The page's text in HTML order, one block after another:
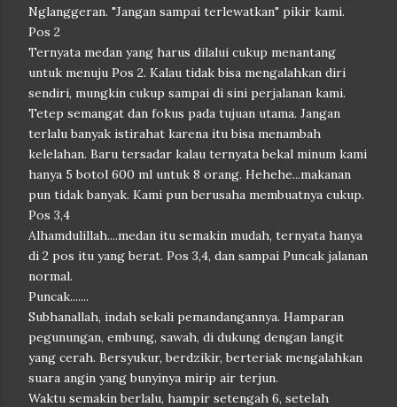
Nglanggeran. "Jangan sampai terlewatkan" pikir kami.
Pos 2
Ternyata medan yang harus dilalui cukup menantang
untuk menuju Pos 2. Kalau tidak bisa mengalahkan diri
sendiri, mungkin cukup sampai di sini perjalanan kami.
Tetep semangat dan fokus pada tujuan utama. Jangan
terlalu banyak istirahat karena itu bisa menambah
kelelahan. Baru tersadar kalau ternyata bekal minum kami
hanya 5 botol 600 ml untuk 8 orang. Hehehe...makanan
pun tidak banyak. Kami pun berusaha membuatnya cukup.
Pos 3,4
Alhamdulillah....medan itu semakin mudah, ternyata hanya
di 2 pos itu yang berat. Pos 3,4, dan sampai Puncak jalanan
normal.
Puncak.......
Subhanallah, indah sekali pemandangannya. Hamparan
pegunungan, embung, sawah, di dukung dengan langit
yang cerah. Bersyukur, berdzikir, berteriak mengalahkan
suara angin yang bunyinya mirip air terjun.
Waktu semakin berlalu, hampir setengah 6, setelah